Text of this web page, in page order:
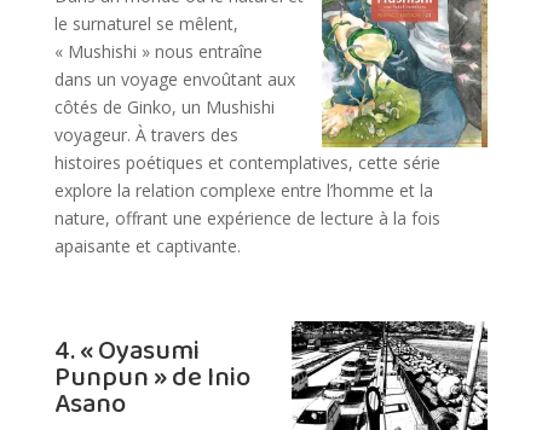
le surnaturel se mêlent,
« Mushishi » nous entraîne
dans un voyage envoûtant aux
côtés de Ginko, un Mushishi
voyageur. À travers des
histoires poétiques et contemplatives, cette série
explore la relation complexe entre l’homme et la
nature, offrant une expérience de lecture à la fois
apaisante et captivante.
4. « Oyasumi
Punpun » de Inio
Asano